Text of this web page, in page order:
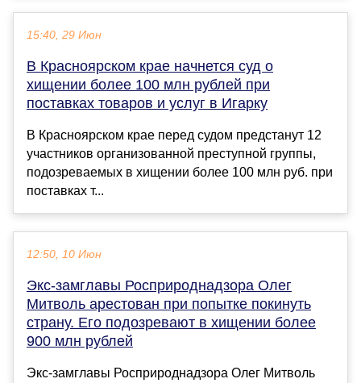
15:40, 29 Июн
В Красноярском крае начнется суд о
хищении более 100 млн рублей при
поставках товаров и услуг в Игарку
В Красноярском крае перед судом предстанут 12
участников организованной преступной группы,
подозреваемых в хищении более 100 млн руб. при
поставках т...
12:50, 10 Июн
Экс-замглавы Росприроднадзора Олег
Митволь арестован при попытке покинуть
страну. Его подозревают в хищении более
900 млн рублей
Экс-замглавы Росприроднадзора Олег Митволь